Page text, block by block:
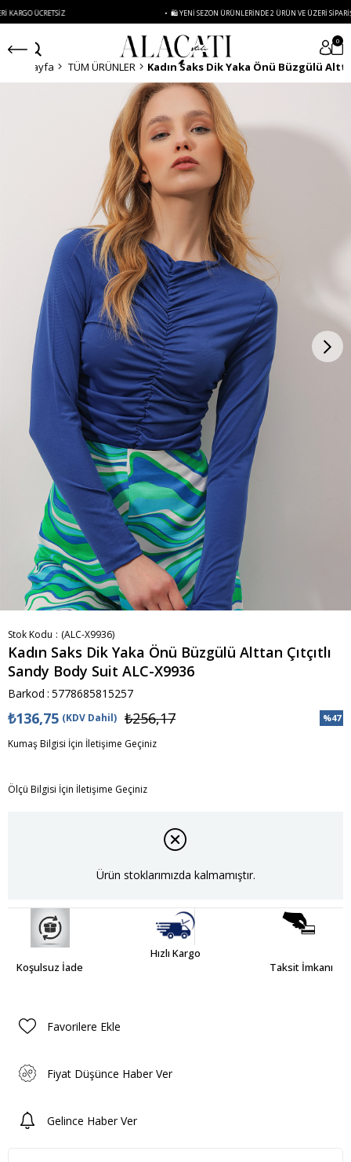
ÜCRETSIZ • 🛍️ YENI SEZON ÜRÜNLERINDE 2 ÜRÜN VE ÜZERI SIPARIŞLERDE
0
Anasayfa TÜM ÜRÜNLER
Stok Kodu (ALC-X9936)
Kadın Saks Dik Yaka Önü Büzgülü Alttan Çıtçıtlı
Sandy Body Suit ALC-X9936
Barkod : 5778685815257
%47
₺256,17
₺136,75 (KDV Dahil)
Kumaş Bilgisi İçin İletişime Geçiniz
Ölçü Bilgisi İçin İletişime Geçiniz
Ürün stoklarımızda kalmamıştır.
Koşulsuz İade
Hızlı Kargo
Taksit İmkanı
Favorilere Ekle
Fiyat Düşünce Haber Ver
Gelince Haber Ver